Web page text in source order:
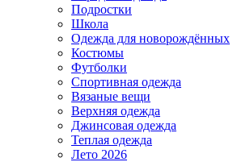
Подростки
Школа
Одежда для новорождённых
Костюмы
Футболки
Спортивная одежда
Вязаные вещи
Верхняя одежда
Джинсовая одежда
Теплая одежда
Лето 2026